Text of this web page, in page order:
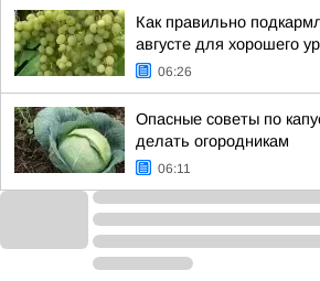
Как правильно
августе для хорошего
06:26
Опасные советы по
делать огородникам
06:11